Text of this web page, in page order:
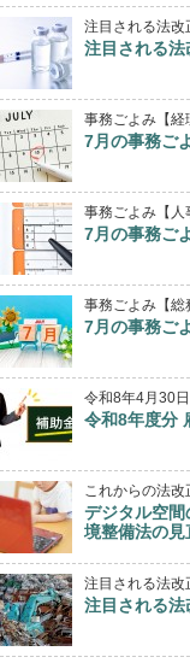
注目される法改
注目される法
事務ごよみ【経
7月の事務ご
事務ごよみ【人
7月の事務ご
事務ごよみ【総
7月の事務ご
令和8年4月30
令和8年度分
これからの法改
デジタル空
境整備法の見
注目される法改
注目される法